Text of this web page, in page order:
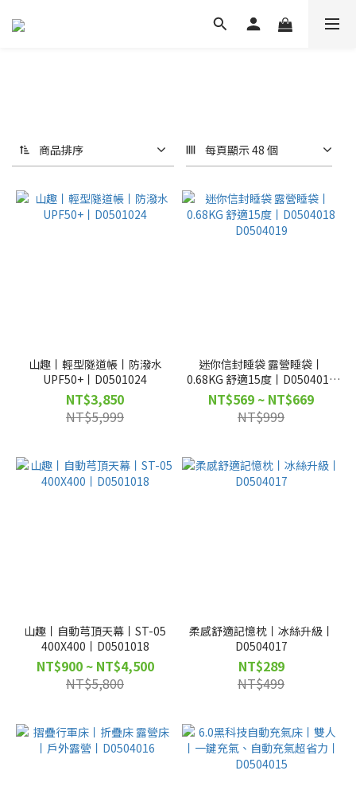
商品排序 每頁顯示 48 個
山趣丨輕型隧道帳丨防潑水
UPF50+丨D0501024
NT$3,850
NT$5,999
迷你信封睡袋 露營睡袋丨
0.68KG 舒適15度丨D0504018
D0504019
NT$569 ~ NT$669
NT$999
山趣丨自動芎頂天幕丨ST-05
400X400丨D0501018
NT$900 ~ NT$4,500
NT$5,800
柔感舒適記憶枕丨冰絲升級丨
D0504017
NT$289
NT$499